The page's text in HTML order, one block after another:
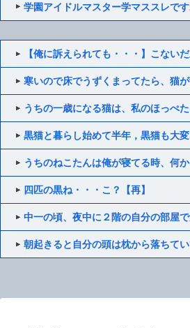
学園アイドルマスター学マススレで
【俺に訴えられても・・・】こない
寒いので床でうずくまってたら、猫
うちの一歳になる猫は、私のほっぺ
黒猫と暮らし始めて半年，黒猫も大
うちのねこたんは俺が寝てる時、何
四匹の黒ね・・・こ？【再】
中一の頃、夜中に２階の自分の部屋
朝起きると自分の頭は枕から落ちて